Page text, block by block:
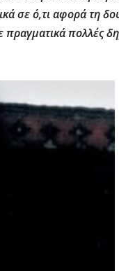
σε ό,τι αφορά τη
πολλές